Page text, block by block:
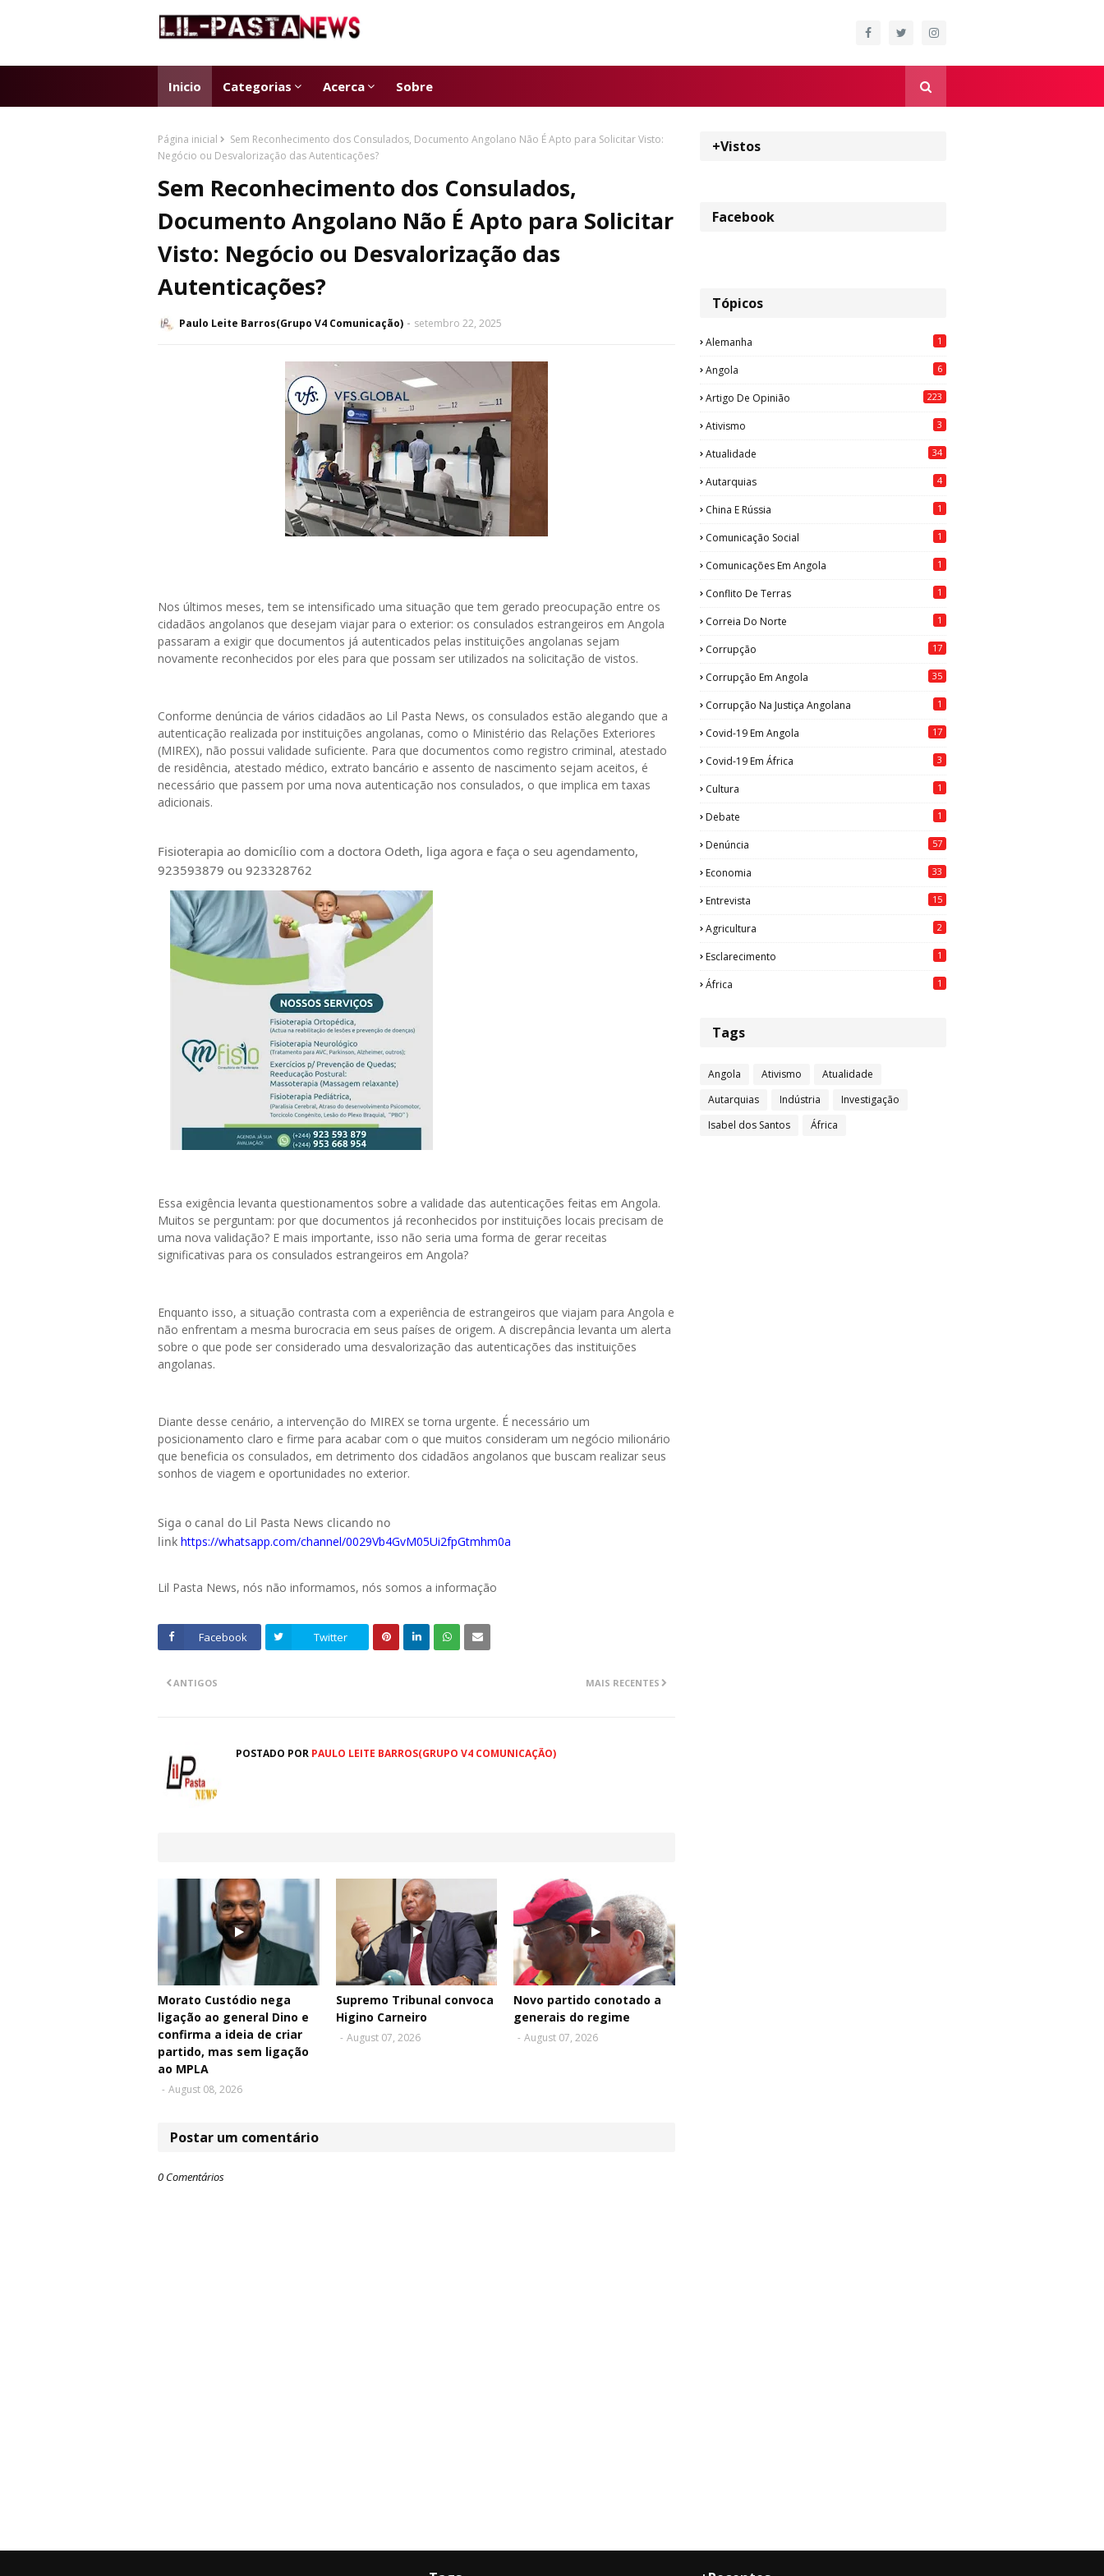
Inicio Categorias Acerca Sobre
Página inicial
Sem Reconhecimento dos Consulados, Documento Angolano Não É Apto para Solicitar Visto:
Negócio ou Desvalorização das Autenticações?
Sem Reconhecimento dos Consulados,
Documento Angolano Não É Apto para Solicitar
Visto: Negócio ou Desvalorização das
Autenticações?
Paulo Leite Barros(Grupo V4 Comunicação) setembro 22, 2025
Nos últimos meses, tem se intensificado uma situação que tem gerado preocupação entre os
cidadãos angolanos que desejam viajar para o exterior: os consulados estrangeiros em Angola
passaram a exigir que documentos já autenticados pelas instituições angolanas sejam
novamente reconhecidos por eles para que possam ser utilizados na solicitação de vistos.
Conforme denúncia de vários cidadãos ao Lil Pasta News, os consulados estão alegando que a
autenticação realizada por instituições angolanas, como o Ministério das Relações Exteriores
(MIREX), não possui validade suficiente. Para que documentos como registro criminal, atestado
de residência, atestado médico, extrato bancário e assento de nascimento sejam aceitos, é
necessário que passem por uma nova autenticação nos consulados, o que implica em taxas
adicionais.
Fisioterapia ao domicílio com a doctora Odeth, liga agora e faça o seu agendamento,
923593879 ou 923328762
Essa exigência levanta questionamentos sobre a validade das autenticações feitas em Angola.
Muitos se perguntam: por que documentos já reconhecidos por instituições locais precisam de
uma nova validação? E mais importante, isso não seria uma forma de gerar receitas
significativas para os consulados estrangeiros em Angola?
Enquanto isso, a situação contrasta com a experiência de estrangeiros que viajam para Angola e
não enfrentam a mesma burocracia em seus países de origem. A discrepância levanta um alerta
sobre o que pode ser considerado uma desvalorização das autenticações das instituições
angolanas.
Diante desse cenário, a intervenção do MIREX se torna urgente. É necessário um
posicionamento claro e firme para acabar com o que muitos consideram um negócio milionário
que beneficia os consulados, em detrimento dos cidadãos angolanos que buscam realizar seus
sonhos de viagem e oportunidades no exterior.
Siga o canal do Lil Pasta News clicando no
link https://whatsapp.com/channel/0029Vb4GvM05Ui2fpGtmhm0a
Lil Pasta News, nós não informamos, nós somos a informação
Facebook Twitter
MAIS RECENTES
ANTIGOS
POSTADO POR PAULO LEITE BARROS(GRUPO V4 COMUNICAÇÃO)
Morato Custódio nega
ligação ao general Dino e
confirma a ideia de criar
partido, mas sem ligação
ao MPLA
- August 08, 2026
Supremo Tribunal convoca
Higino Carneiro
- August 07, 2026
Novo partido conotado a
generais do regime
- August 07, 2026
Postar um comentário
0 Comentários
+Vistos
Facebook
Tópicos
Alemanha 1
Angola 6
Artigo De Opinião 223
Ativismo 3
Atualidade 34
Autarquias 4
China E Rússia 1
Comunicação Social 1
Comunicações Em Angola 1
Conflito De Terras 1
Correia Do Norte 1
Corrupção 17
Corrupção Em Angola 35
Corrupção Na Justiça Angolana 1
Covid-19 Em Angola 17
Covid-19 Em África 3
Cultura 1
Debate 1
Denúncia 57
Economia 33
Entrevista 15
Agricultura 2
Esclarecimento 1
África 1
Tags
Angola Ativismo
Atualidade
Autarquias
Indústria
Investigação
Isabel dos Santos
África